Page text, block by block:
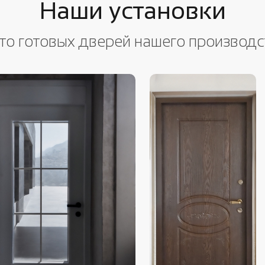
Наши установки
готовых дверей нашего